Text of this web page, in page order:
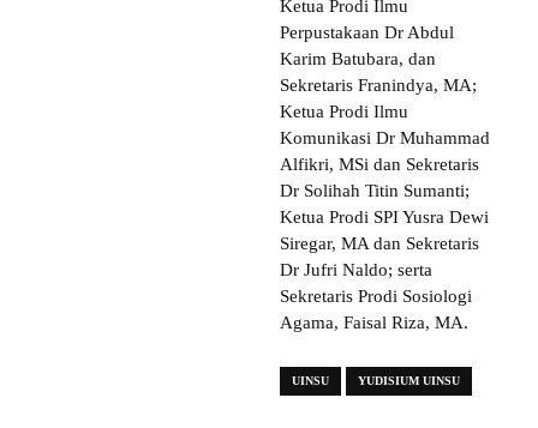
Ketua Prodi Ilmu
Perpustakaan Dr Abdul
Karim Batubara, dan
Sekretaris Franindya, MA;
Ketua Prodi Ilmu
Komunikasi Dr Muhammad
Alfikri, MSi dan Sekretaris
Dr Solihah Titin Sumanti;
Ketua Prodi SPI Yusra Dewi
Siregar, MA dan Sekretaris
Dr Jufri Naldo; serta
Sekretaris Prodi Sosiologi
Agama, Faisal Riza, MA.
UINSU YUDISIUM UINSU